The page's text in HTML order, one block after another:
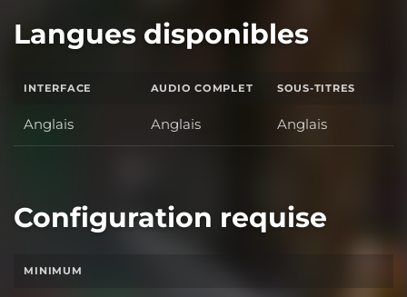
Langues disponibles
INTERFACE AUDIO COMPLET SOUS-TITRES
Anglais Anglais Anglais
Configuration requise
MINIMUM